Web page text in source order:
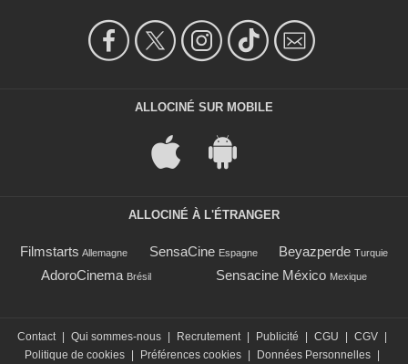
ALLOCINÉ SUR MOBILE
ALLOCINÉ À L'ÉTRANGER
Filmstarts Allemagne SensaCine Espagne Beyazperde Turquie
AdoroCinema Brésil Sensacine México Mexique
Contact | Qui sommes-nous | Recrutement | Publicité | CGU | CGV |
Politique de cookies | Préférences cookies | Données Personnelles |